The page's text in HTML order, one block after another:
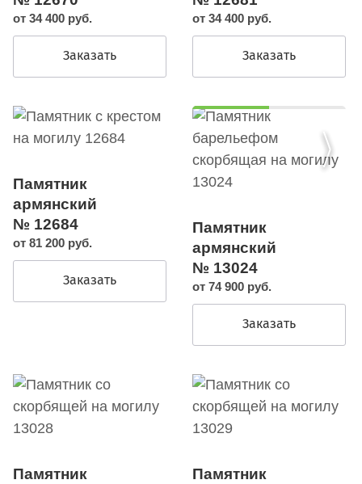
от 34 400 руб.
Заказать
от 34 400 руб.
Заказать
Памятник
армянский
№ 12684
от 81 200 руб.
Заказать
Памятник
армянский
№ 13024
от 74 900 руб.
Заказать
Памятник
Памятник